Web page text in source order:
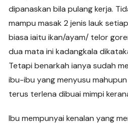
dipanaskan bila pulang kerja.
mampu masak 2 jenis lauk
biasa iaitu ikan/ayam/ telor
dua mata ini kadangkala
Tetapi benarkah ianya sudah
ibu-ibu yang menyusu
terus terlena dibuai mimpi
Ibu mempunyai kenalan yang